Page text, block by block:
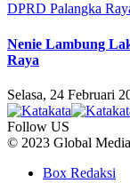
DPRD Palangka
Nenie Lambung
Raya
Selasa, 24 Februari
Follow US
© 2023 Global
Box Redaksi